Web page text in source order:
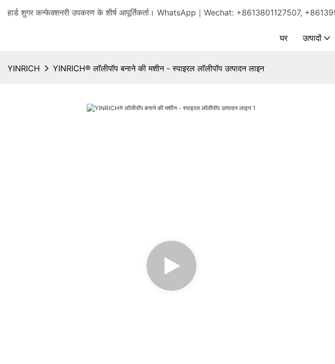
हार्ड शुगर कन्फेक्शनरी उपकरण के शीर्ष आपूर्तिकर्ता। WhatsApp｜Wechat: +8613801127507,
घर उत्पादों
YINRICH YINRICH® लॉलीपॉप बनाने की मशीन - स्पाइरल लॉलीपॉप उत्पादन लाइन